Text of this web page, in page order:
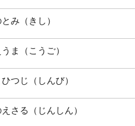
み（きし）
ま（こうご）
つじ（しんび）
さる（じんしん）